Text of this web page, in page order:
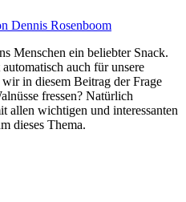
Dennis Rosenboom
Menschen ein beliebter Snack.
auch für unsere
in diesem Beitrag der Frage
fressen? Natürlich
allen wichtigen und interessanten
dieses Thema.